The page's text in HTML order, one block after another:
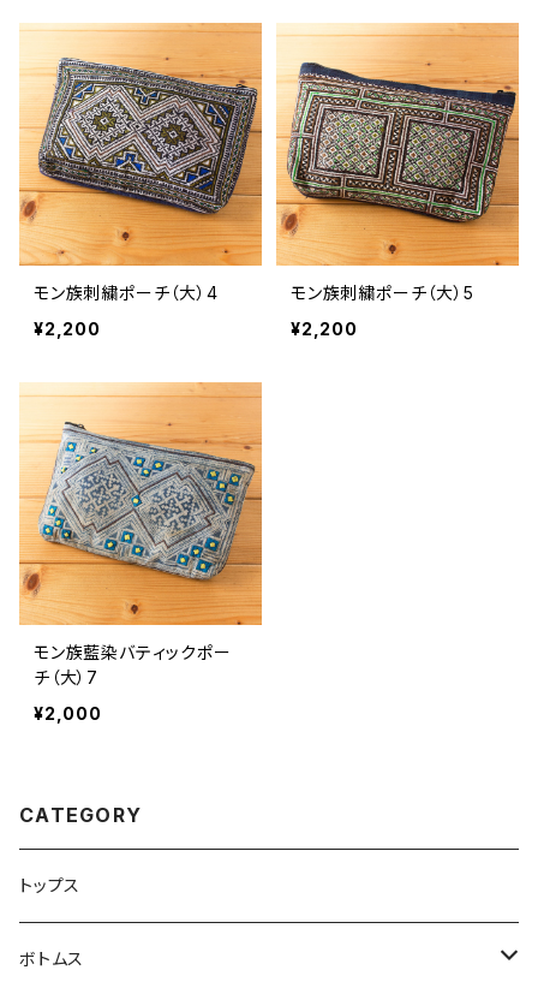
モン族刺繍ポーチ（大）4
¥2,200
モン族刺繍ポーチ（大）5
¥2,200
モン族藍染バティックポー
チ（大）7
¥2,000
CATEGORY
トップス
ボトムス